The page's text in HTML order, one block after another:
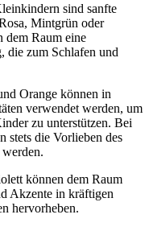
sind sanfte
Mintgrün oder
dem Raum eine
die zum Schlafen und
Orange können in
verwendet werden, um
zu unterstützen. Bei
stets die Vorlieben des
können dem Raum
Akzente in kräftigen
hervorheben.